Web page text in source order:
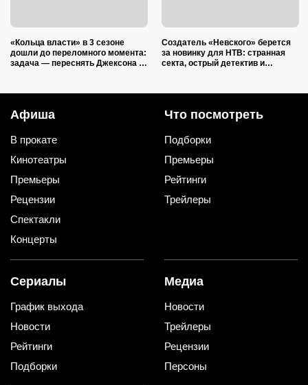
«Кольца власти» в 3 сезоне
дошли до переломного момента:
задача — переснять Джексона и
Создатель «Невского» берется
за новинку для НТВ: странная
секта, острый детектив и
Афиша
В прокате
Кинотеатры
Премьеры
Рецензии
Спектакли
Концерты
Что посмотреть
Подборки
Премьеры
Рейтинги
Трейлеры
Сериалы
График выхода
Новости
Рейтинги
Подборки
Медиа
Новости
Трейлеры
Рецензии
Персоны